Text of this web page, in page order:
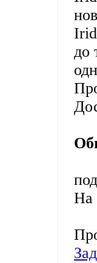
до
На